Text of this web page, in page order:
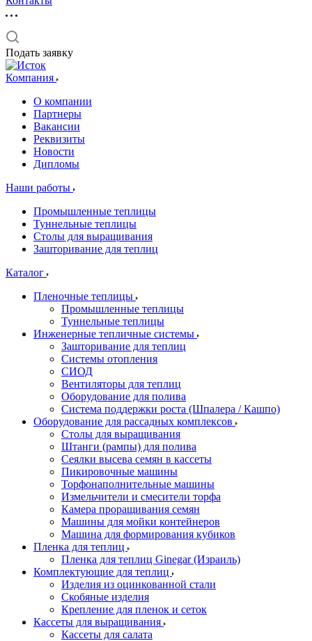
Подать заявку
Компания
О компании
Партнеры
Вакансии
Реквизиты
Новости
Дипломы
Наши работы
Промышленные теплицы
Туннельные теплицы
Столы для выращивания
Зашторивание для теплиц
Каталог
Пленочные теплицы
Промышленные теплицы
Туннельные теплицы
Инженерные тепличные системы
Зашторивание для теплиц
Системы отопления
СИОД
Вентиляторы для теплиц
Оборудование для полива
Система поддержки роста (Шпалера / Кашпо)
Оборудование для рассадных комплексов
Столы для выращивания
Штанги (рампы) для полива
Сеялки высева семян в кассеты
Пикировочные машины
Торфонаполнительные машины
Измельчители и смесители торфа
Камера проращивания семян
Машины для мойки контейнеров
Машина для формирования кубиков
Пленка для теплиц
Пленка для теплиц Ginegar (Израиль)
Комплектующие для теплиц
Изделия из оцинкованной стали
Скобяные изделия
Крепление для пленок и сеток
Кассеты для выращивания
Кассеты для салата